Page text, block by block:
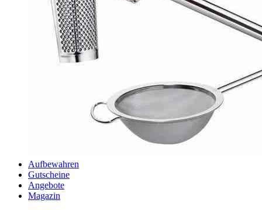
Aufbewahren
Gutscheine
Angebote
Magazin